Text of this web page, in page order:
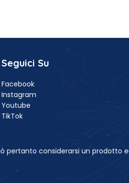
Seguici Su
Facebook
Instagram
Youtube
TikTok
pertanto considerarsi un prodotto